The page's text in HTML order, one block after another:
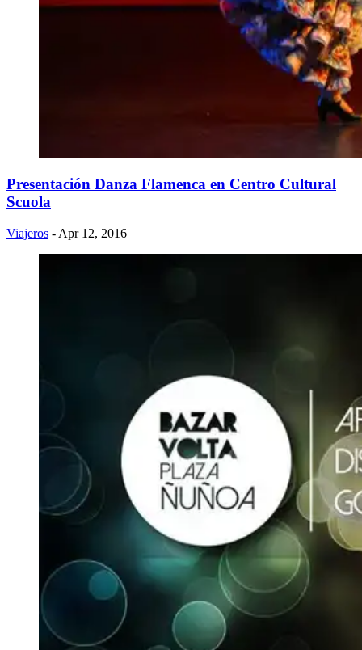
Presentación Danza Flamenca en Centro Cultural
Scuola
Viajeros - Apr 12, 2016